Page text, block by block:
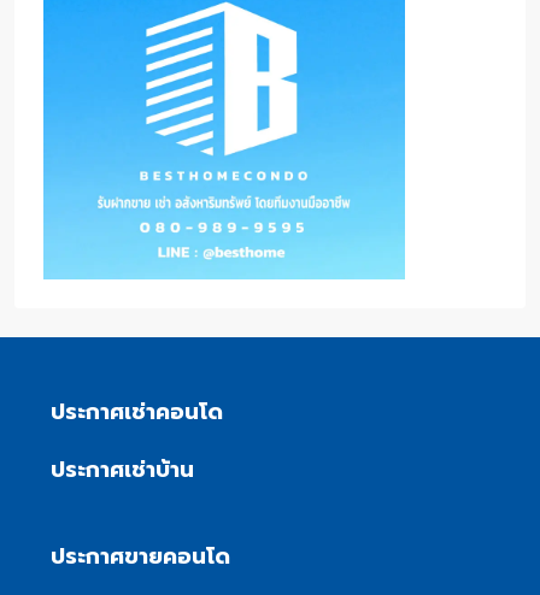
ประกาศเช่าคอนโด
ประกาศเช่าบ้าน
ประกาศขายคอนโด